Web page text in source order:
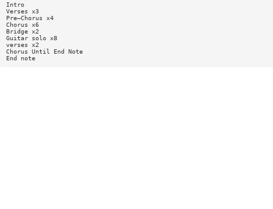
Intro
Verses x3
Pre—Chorus x4
Chorus x6
Bridge x2
Guitar solo x8
verses x2
Chorus Until End Note
End note